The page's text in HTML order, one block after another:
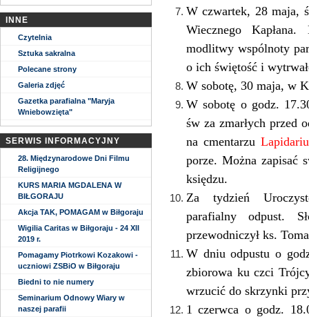
INNE
Czytelnia
Sztuka sakralna
Polecane strony
Galeria zdjęć
Gazetka parafialna "Maryja
Wniebowzięta"
SERWIS INFORMACYJNY
28. Międzynarodowe Dni Filmu
Religijnego
KURS MARIA MGDALENA W
BIŁGORAJU
Akcja TAK, POMAGAM w Biłgoraju
Wigilia Caritas w Biłgoraju - 24 XII
2019 r.
Pomagamy Piotrkowi Kozakowi -
uczniowi ZSBiO w Biłgoraju
Biedni to nie numery
Seminarium Odnowy Wiary w
naszej parafii
W czwartek, 28 maja,
Wiecznego
modlitwy wspólnoty
o ich świętość i
W sobotę, 30 maja, w
W sobotę o godz.
św za zmarłych przed
na cmentarzu
porze. Można zapisać
księdzu.
Za tydzień
parafialny odpust.
przewodniczył ks.
W dniu odpustu o
zbiorowa ku czci
wrzucić do skrzynki
1 czerwca o godz.